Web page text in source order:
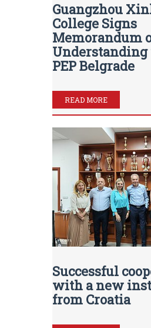
Guangzhou
College Signs
Memorandum
PEP Belgrade
READ MORE
Successful
with a new
from Croatia